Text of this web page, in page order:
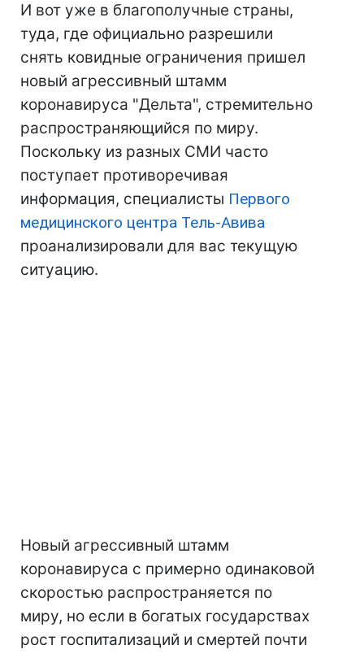
И вот уже в благополучные страны,
туда, где официально разрешили
снять ковидные ограничения пришел
новый агрессивный штамм
коронавируса "Дельта", стремительно
распространяющийся по миру.
Поскольку из разных СМИ часто
поступает противоречивая
информация, специалисты Первого
медицинского центра Тель-Авива
проанализировали для вас текущую
ситуацию.
Новый агрессивный штамм
коронавируса с примерно одинаковой
скоростью распространяется по
миру, но если в богатых государствах
рост госпитализаций и смертей почти